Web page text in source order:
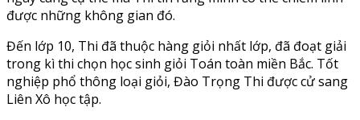
được những không gian đó.
Đến lớp 10, Thi đã thuộc hàng giỏi nhất lớp, đã đoạt giải
trong kì thi chọn học sinh giỏi Toán toàn miền Bắc. Tốt
nghiệp phổ thông loại giỏi, Đào Trọng Thi được cử sang
Liên Xô học tập.